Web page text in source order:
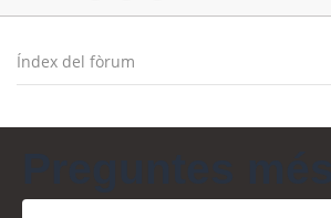
Índex del fòrum